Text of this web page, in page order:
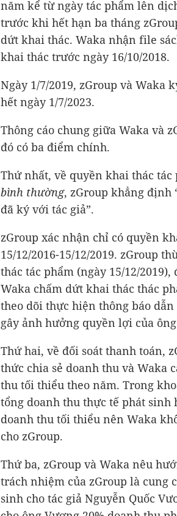
năm kể từ ngày tác phẩm lên
trước khi hết hạn ba tháng
dứt khai thác. Waka nhận file
khai thác trước ngày 16/10/2018.
Ngày 1/7/2019, zGroup và Waka
hết ngày 1/7/2023.
Thông cáo chung giữa Waka và
đó có ba điểm chính.
Thứ nhất, về quyền khai thác
bình thường, zGroup khẳng định
đã ký với tác giả”.
zGroup xác nhận chỉ có quyền
15/12/2016-15/12/2019. zGroup
thác tác phẩm (ngày 15/12/
Waka chấm dứt khai thác thác
theo dõi thực hiện thông báo
gây ảnh hưởng quyền lợi của
Thứ hai, về đối soát thanh toán,
thức chia sẻ doanh thu và Waka
thu tối thiểu theo năm. Trong
tổng doanh thu thực tế phát
doanh thu tối thiểu nên Waka
cho zGroup.
Thứ ba, zGroup và Waka nêu
trách nhiệm của zGroup là cung
sinh cho tác giả Nguyễn Quốc